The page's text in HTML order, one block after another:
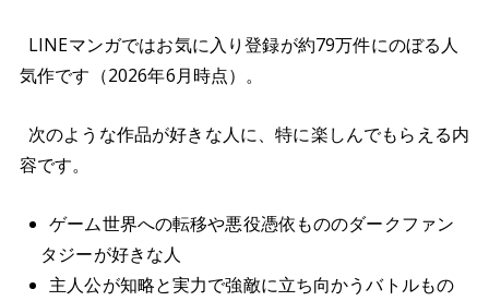
LINEマンガではお気に入り登録が約79万件にのぼる人
気作です（2026年6月時点）。
次のような作品が好きな人に、特に楽しんでもらえる内
容です。
ゲーム世界への転移や悪役憑依もののダークファン
タジーが好きな人
主人公が知略と実力で強敵に立ち向かうバトルもの